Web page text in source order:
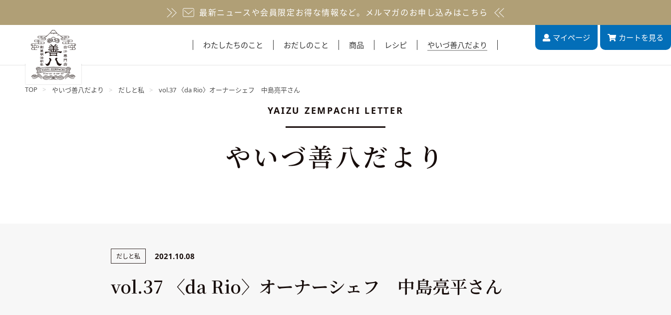
最新ニュースや会員限定お得な情報など。 メルマガのお申し込みはこちら
わたしたちのこと おだしのこと 商品 レシピ やいづ善八だより
マイページ カートを見る
TOP やいづ善八だより だしと私 vol.37 〈da Rio〉オーナーシェフ 中島亮平さん
YAIZU ZEMPACHI LETTER
やいづ善八だより
だしと私 2021.10.08
vol.37 〈da Rio〉オーナーシェフ 中島亮平さん